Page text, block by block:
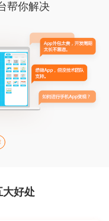
帮你解决
大好处